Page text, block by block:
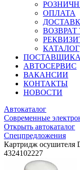
ОПЛАТА
КАТАЛОГ
АВТОСЕРВИС
ВАКАНСИИ
КОНТАКТЫ
НОВОСТИ
Автокаталог
Современные
Открыть автокаталог
Спецпредложения
Картридж
4324102227